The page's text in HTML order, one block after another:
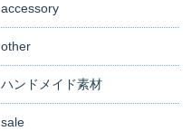
accessory
other
ハンドメイド素材
sale